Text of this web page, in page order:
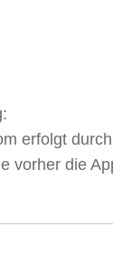
erfolgt
vorher die